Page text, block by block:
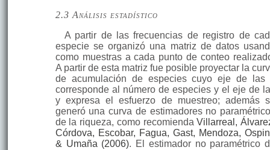
2.3 Análisis estadístico
A partir de las frecuencias de registro de
especie se organizó una matriz de datos
como muestras a cada punto de conteo
A partir de esta matriz fue posible proyectar la
de acumulación de especies cuyo eje de las
corresponde al número de especies y el eje de
y expresa el esfuerzo de muestreo; además
generó una curva de estimadores no
de la riqueza, como recomiendaVillarreal,
Córdova, Escobar, Fagua, Gast, Mendoza,
& Umaña (2006). El estimador no paramétrico